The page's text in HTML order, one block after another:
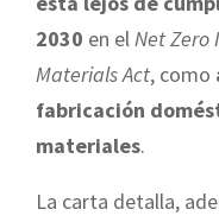
2030 en elNet Zero
Materials Act, como
fabricación
materiales.
La carta detalla,